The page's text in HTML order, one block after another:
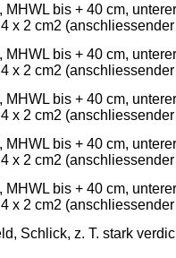
MHWL bis + 40 cm,
x 2 cm2
MHWL bis + 40 cm,
x 2 cm2
MHWL bis + 40 cm,
x 2 cm2
MHWL bis + 40 cm,
x 2 cm2
MHWL bis + 40 cm,
x 2 cm2
Schlick, z. T. stark